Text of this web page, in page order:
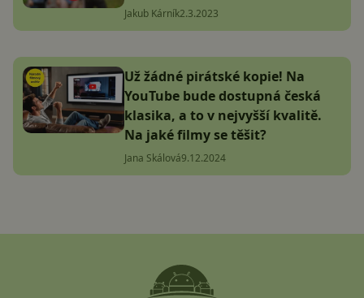
Jakub Kárník2.3.2023
Už žádné pirátské kopie! Na
YouTube bude dostupná česká
klasika, a to v nejvyšší kvalitě.
Na jaké filmy se těšit?
Jana Skálová9.12.2024